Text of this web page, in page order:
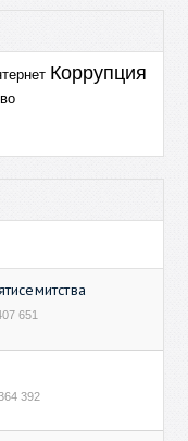
Коррупция
651
392